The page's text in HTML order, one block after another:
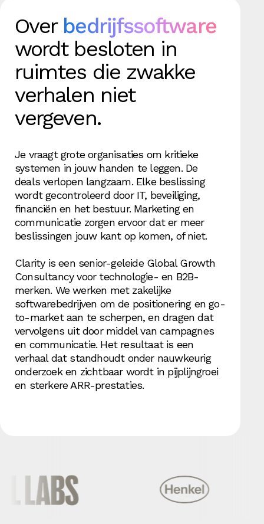
Over bedrijfssoftware
wordt besloten in
ruimtes die zwakke
verhalen niet
vergeven.
Je vraagt grote organisaties om kritieke
systemen in jouw handen te leggen. De
deals verlopen langzaam. Elke beslissing
wordt gecontroleerd door IT, beveiliging,
financiën en het bestuur. Marketing en
communicatie zorgen ervoor dat er meer
beslissingen jouw kant op komen, of niet.
Clarity is een senior-geleide Global Growth
Consultancy voor technologie- en B2B-
merken. We werken met zakelijke
softwarebedrijven om de positionering en go-
to-market aan te scherpen, en dragen dat
vervolgens uit door middel van campagnes
en communicatie. Het resultaat is een
verhaal dat standhoudt onder nauwkeurig
onderzoek en zichtbaar wordt in pijplijngroei
en sterkere ARR-prestaties.